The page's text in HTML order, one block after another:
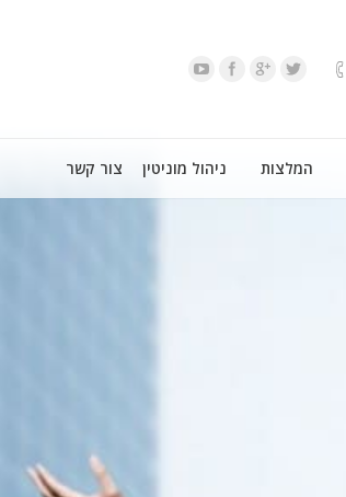
המלצות ניהול מוניטין צור קשר